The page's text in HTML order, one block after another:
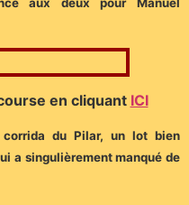
en cliquant ICI
du Pilar, un lot bien
a singulièrement manqué de